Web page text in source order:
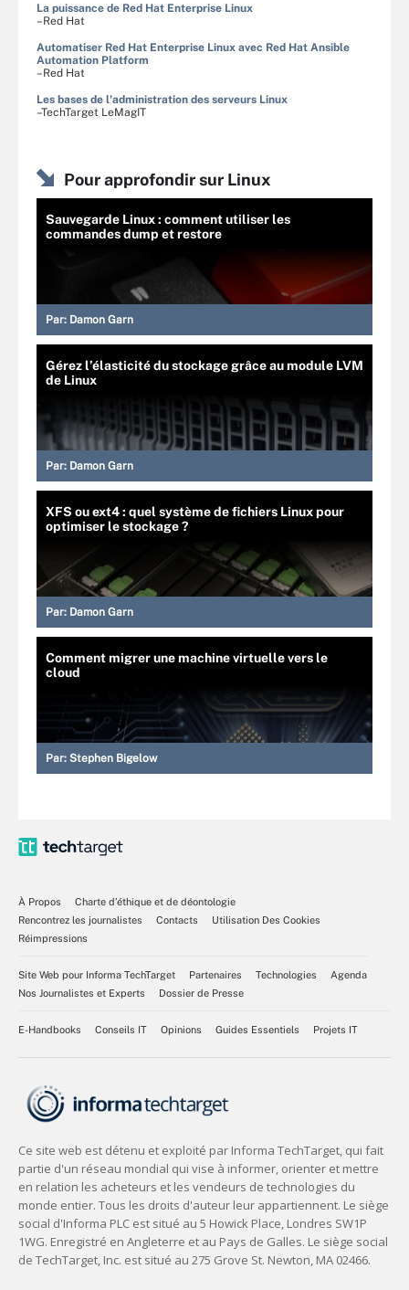
La puissance de Red Hat Enterprise Linux
–Red Hat
Automatiser Red Hat Enterprise Linux avec Red Hat Ansible
Automation Platform
–Red Hat
Les bases de l'administration des serveurs Linux
–TechTarget LeMagIT
Pour approfondir sur Linux
Sauvegarde Linux : comment utiliser les
commandes dump et restore
Par: Damon Garn
Gérez l’élasticité du stockage grâce au module LVM
de Linux
Par: Damon Garn
XFS ou ext4 : quel système de fichiers Linux pour
optimiser le stockage ?
Par: Damon Garn
Comment migrer une machine virtuelle vers le
cloud
Par: Stephen Bigelow
À Propos
Charte d’éthique et de déontologie
Rencontrez les journalistes
Contacts
Utilisation Des Cookies
Réimpressions
Site Web pour Informa TechTarget Partenaires Technologies
Agenda
Nos Journalistes et Experts
Dossier de Presse
E-Handbooks Conseils IT Opinions Guides Essentiels Projets IT